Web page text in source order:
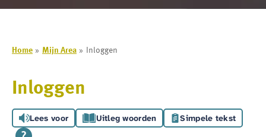
Home Mijn Area Inloggen
Inloggen
Lees voor Uitleg woorden Simpele tekst